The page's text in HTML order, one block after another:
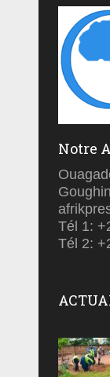
Notre
Tél 1:
Tél 2: